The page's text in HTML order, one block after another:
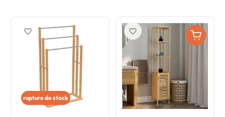
rupture de stock
favorite_border favorite_border